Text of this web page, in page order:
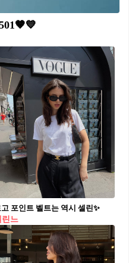
고 포인트 벨트는 역시 셀린✨
린느